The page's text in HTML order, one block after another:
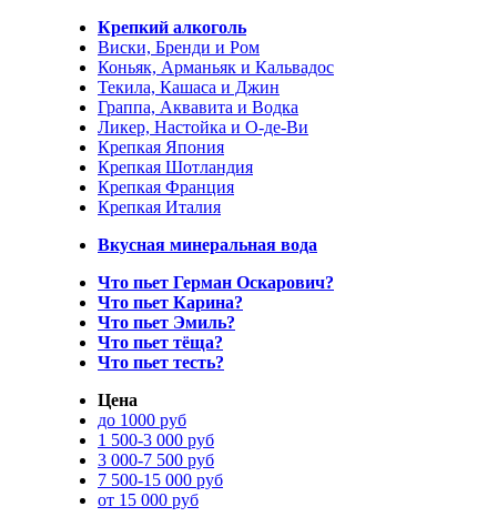
Крепкий алкоголь
Виски, Бренди и Ром
Коньяк, Арманьяк и Кальвадос
Текила, Кашаса и Джин
Граппа, Аквавита и Водка
Ликер, Настойка и О-де-Ви
Крепкая Япония
Крепкая Шотландия
Крепкая Франция
Крепкая Италия
Вкусная минеральная вода
Что пьет Герман Оскарович?
Что пьет Карина?
Что пьет Эмиль?
Что пьет тёща?
Что пьет тесть?
Цена
до 1000 руб
1 500-3 000 руб
3 000-7 500 руб
7 500-15 000 руб
от 15 000 руб